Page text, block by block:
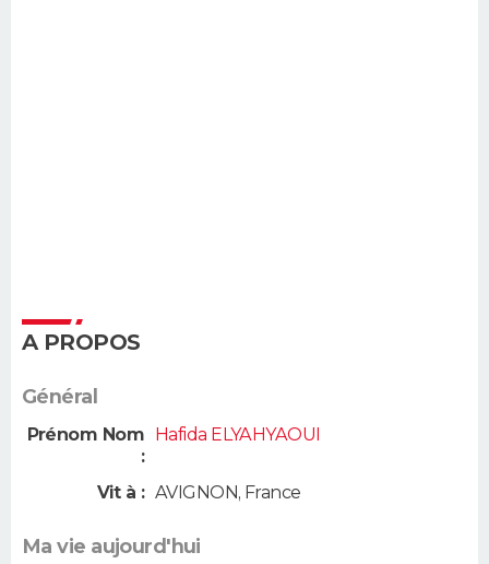
A PROPOS
Général
Prénom Nom
:
Hafida ELYAHYAOUI
Vit à : AVIGNON, France
Ma vie aujourd'hui